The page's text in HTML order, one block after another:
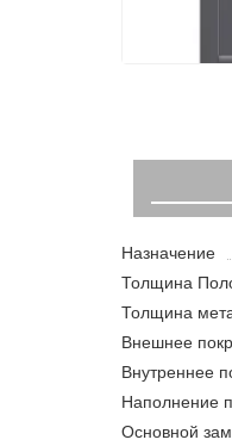
Назначение
Толщина
Толщина
Внешнее
Внутреннее
Наполнение
Основной